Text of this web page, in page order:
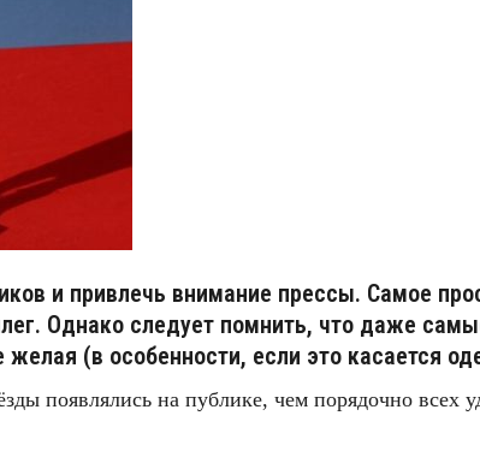
и привлечь внимание прессы. Самое
Однако следует помнить, что даже
(в особенности, если это касается
появлялись на публике, чем порядочно всех